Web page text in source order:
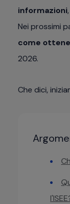
informazioni
Nei prossimi
come
2026.
Che dici,